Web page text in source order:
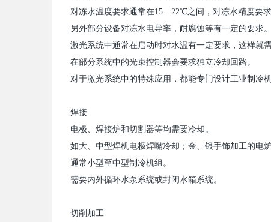
对冻水温度要求通常在15 22℃之间，对冻水精度要
另外部分设备对冻水电导率，耐腐蚀等有一定的要求。
激光系统中通常在启动时对水温有一定要求，这样就
在部分系统中的光束控制器会要求独立冷却回路。
对于激光系统中的特殊应用，都能专门设计工业制冷
焊接
电极、焊接炉和切割器等均需要冷却。
如大、中型焊机电极焊嘴冷却；金、银手饰加工的电
通常小型至中型制冷机组。
需要内外循环水泵系统或封闭水箱系统。
切削加工